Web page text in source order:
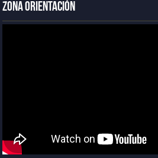
Zona Orientación